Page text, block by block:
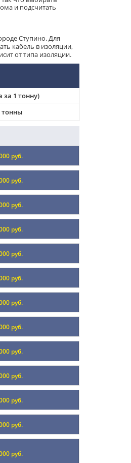
и подсчитать
Ступино. Для
кабель в изоляции,
от типа изоляции.
за 1 тонну)
тонны
руб.
руб.
руб.
руб.
руб.
руб.
руб.
руб.
руб.
руб.
руб.
руб.
руб.